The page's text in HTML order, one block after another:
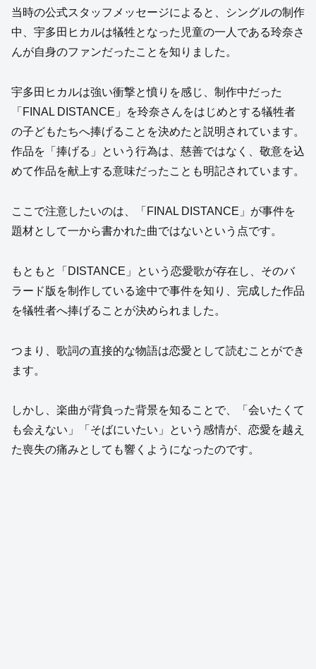
当時の公式スタッフメッセージによると、シングルの制作
中、宇多田ヒカルは犠牲となった児童の一人である玲奈さ
んが自身のファンだったことを知りました。
宇多田ヒカルは強い衝撃と憤りを感じ、制作中だった
「FINAL DISTANCE」を玲奈さんをはじめとする犠牲者
の子どもたちへ捧げることを決めたと説明されています。
作品を「捧げる」という行為は、慈善ではなく、敬意を込
めて作品を献上する意味だったことも明記されています。
ここで注意したいのは、「FINAL DISTANCE」が事件を
題材として一から書かれた曲ではないという点です。
もともと「DISTANCE」という恋愛歌が存在し、そのバ
ラード版を制作している途中で事件を知り、完成した作品
を犠牲者へ捧げることが決められました。
つまり、歌詞の直接的な物語は恋愛として読むことができ
ます。
しかし、楽曲が背負った背景を知ることで、「会いたくて
も会えない」「そばにいたい」という感情が、恋愛を越え
た喪失の痛みとしても響くようになったのです。